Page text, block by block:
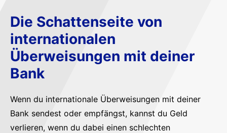
Die Schattenseite von
internationalen
Überweisungen mit deiner
Bank
Wenn du internationale Überweisungen mit deiner
Bank sendest oder empfängst, kannst du Geld
verlieren, wenn du dabei einen schlechten